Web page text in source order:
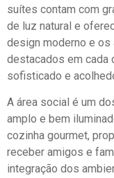
suítes contam com
de luz natural e
design moderno e os
destacados em cada
sofisticado e
A área social é um
amplo e bem
cozinha gourmet,
receber amigos e
integração dos